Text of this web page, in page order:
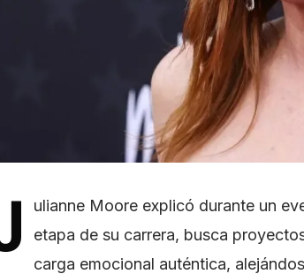
ulianne Moore explicó durante un
etapa de su carrera, busca
carga emocional auténtica,